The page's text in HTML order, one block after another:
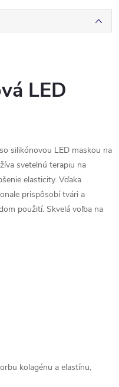
LED
silikónovou LED maskou na
svetelnú terapiu na
elasticity. Vďaka
prispôsobí tvári a
použití. Skvelá voľba na
kolagénu a elastínu,